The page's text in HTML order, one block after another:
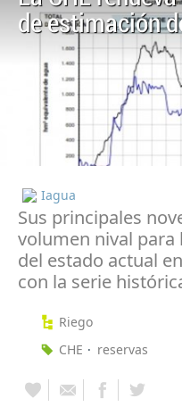
de estimación
Iagua
Sus principales
volumen nival para
del estado actual
con la serie
Riego
CHE
reservas